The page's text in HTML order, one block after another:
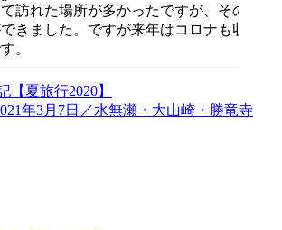
訪れた場所が多かったですが、そのため
きました。ですが来年はコロナも収まり
。
【夏旅行2020】
年3月7日／水無瀬・大山崎・勝竜寺